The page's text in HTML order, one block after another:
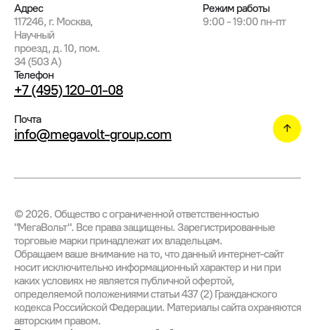
Адрес
117246, г. Москва,
Научный
проезд, д. 10, пом.
34 (503 А)
Режим работы
9:00 - 19:00 пн-пт
Телефон
+7 (495) 120-01-08
Почта
info@megavolt-group.com
©2026. Общество с ограниченной ответственностью
"МегаВольт". Все права защищены. Зарегистрированные
торговые марки принадлежат их владельцам.
Обращаем ваше внимание на то, что данный интернет-сайт
носит исключительно информационный характер и ни при
каких условиях не является публичной офертой,
определяемой положениями статьи 437 (2) Гражданского
кодекса Российской Федерации. Материалы сайта охраняются
авторским правом.